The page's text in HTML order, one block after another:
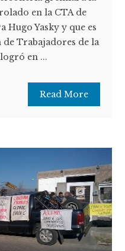
en la CTA de
Hugo Yasky y que es
Trabajadores de la
en ...
Read More